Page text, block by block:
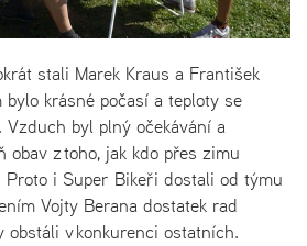
stali Marek Kraus a František
krásné počasí a teploty se
byl plný očekávání a
obav z toho, jak kdo přes zimu
i Super Bikeři dostali od týmu
Vojty Berana dostatek rad
obstáli v konkurenci ostatních.